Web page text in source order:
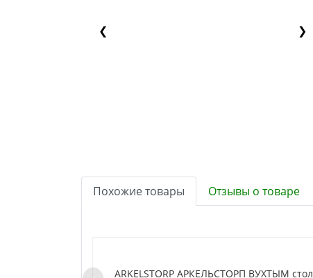
❮ ❯
Похожие товары Отзывы о товаре
ARKELSTORP АРКЕЛЬСТОРП ВУХТЫМ стол